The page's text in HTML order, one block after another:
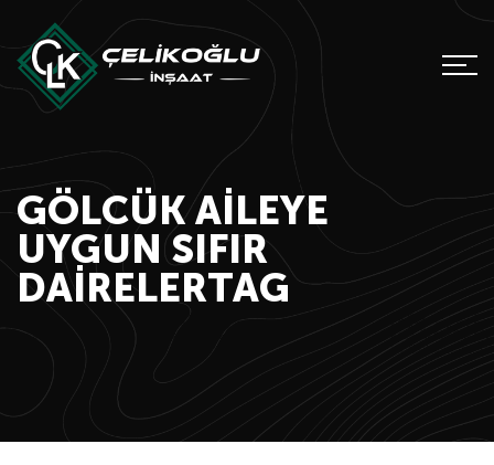
GÖLCÜK AILEYE
UYGUN SIFIR
DAIRELERTAG